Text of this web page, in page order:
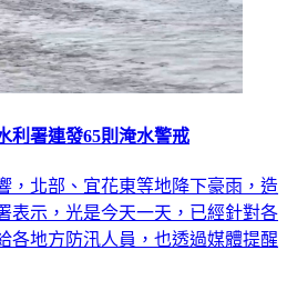
署連發65則淹水警戒
，北部、宜花東等地降下豪雨，造
表示，光是今天一天，已經針對各
各地方防汛人員，也透過媒體提醒